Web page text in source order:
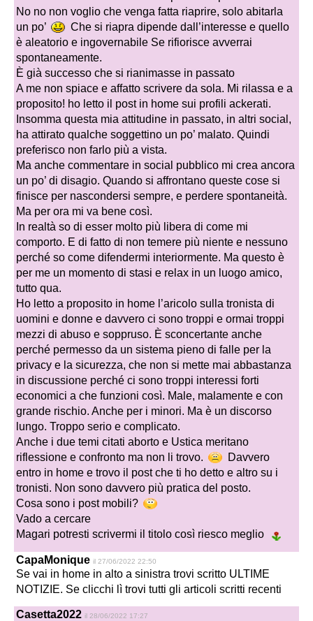
No no non voglio che venga fatta riaprire, solo abitarla
un po’
Che si riapra dipende dall’interesse e quello
è aleatorio e ingovernabile Se rifiorisce avverrai
spontaneamente.
È già successo che si rianimasse in passato
A me non spiace e affatto scrivere da sola. Mi rilassa e a
proposito! ho letto il post in home sui profili ackerati.
Insomma questa mia attitudine in passato, in altri social,
ha attirato qualche soggettino un po’ malato. Quindi
preferisco non farlo più a vista.
Ma anche commentare in social pubblico mi crea ancora
un po’ di disagio. Quando si affrontano queste cose si
finisce per nascondersi sempre, e perdere spontaneità.
Ma per ora mi va bene così.
In realtà so di esser molto più libera di come mi
comporto. E di fatto di non temere più niente e nessuno
perché so come difendermi interiormente. Ma questo è
per me un momento di stasi e relax in un luogo amico,
tutto qua.
Ho letto a proposito in home l’aricolo sulla tronista di
uomini e donne e davvero ci sono troppi e ormai troppi
mezzi di abuso e soppruso. È sconcertante anche
perché permesso da un sistema pieno di falle per la
privacy e la sicurezza, che non si mette mai abbastanza
in discussione perché ci sono troppi interessi forti
economici a che funzioni così. Male, malamente e con
grande rischio. Anche per i minori. Ma è un discorso
lungo. Troppo serio e complicato.
Anche i due temi citati aborto e Ustica meritano
riflessione e confronto ma non li trovo.
Davvero
entro in home e trovo il post che ti ho detto e altro su i
tronisti. Non sono davvero più pratica del posto.
Cosa sono i post mobili?
Vado a cercare
Magari potresti scrivermi il titolo così riesco meglio
CapaMonique il 27/06/2022 22:50
Se vai in home in alto a sinistra trovi scritto ULTIME
NOTIZIE. Se clicchi lì trovi tutti gli articoli scritti recenti
Casetta2022 il 28/06/2022 17:27